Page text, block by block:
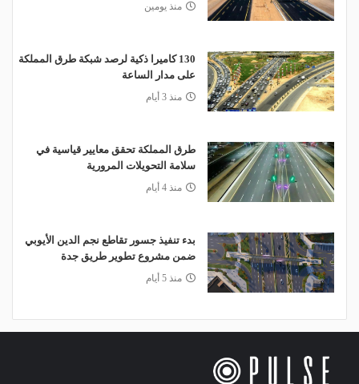
منذ يومين
130 كاميرا ذكية لرصد شبكة طرق المملكة
على مدار الساعة
منذ 3 أيام
طرق المملكة تحقق معايير قياسية في
سلامة التحويلات المرورية
منذ 4 أيام
بدء تنفيذ جسور تقاطع نجم الدين الأيوبي
ضمن مشروع تطوير طريق جدة
منذ 5 أيام